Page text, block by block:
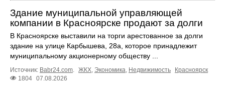
Здание муниципальной управляющей
компании в Красноярске продают за долги
В Красноярске выставили на торги арестованное за долги
здание на улице Карбышева, 28а, которое принадлежит
муниципальному акционерному обществу ...
Источник: Babr24.com. ЖКХ, Экономика, Недвижимость
Красноярск
1804 07.08.2026